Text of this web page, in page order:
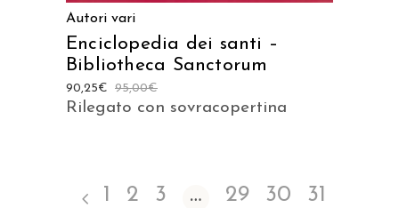
Autori vari
Enciclopedia dei santi –
Bibliotheca Sanctorum
95,00€
90,25€
Rilegato con sovracopertina
1 2 3 … 29 30
31